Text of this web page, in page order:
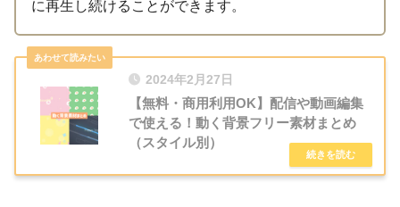
に再生し続けることができます。
2024年2月27日
【無料・商用利用OK】配信や動画編集
で使える！動く背景フリー素材まとめ
（スタイル別）